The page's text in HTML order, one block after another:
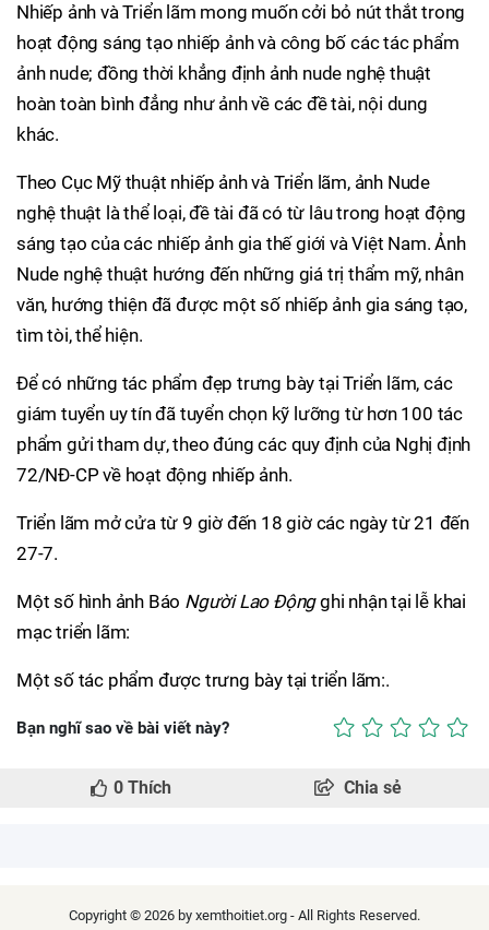
Nhiếp ảnh và Triển lãm mong muốn cởi bỏ nút thắt trong
hoạt động sáng tạo nhiếp ảnh và công bố các tác phẩm
ảnh nude; đồng thời khẳng định ảnh nude nghệ thuật
hoàn toàn bình đẳng như ảnh về các đề tài, nội dung
khác.
Theo Cục Mỹ thuật nhiếp ảnh và Triển lãm, ảnh Nude
nghệ thuật là thể loại, đề tài đã có từ lâu trong hoạt động
sáng tạo của các nhiếp ảnh gia thế giới và Việt Nam. Ảnh
Nude nghệ thuật hướng đến những giá trị thẩm mỹ, nhân
văn, hướng thiện đã được một số nhiếp ảnh gia sáng tạo,
tìm tòi, thể hiện.
Để có những tác phẩm đẹp trưng bày tại Triển lãm, các
giám tuyển uy tín đã tuyển chọn kỹ lưỡng từ hơn 100 tác
phẩm gửi tham dự, theo đúng các quy định của Nghị định
72/NĐ-CP về hoạt động nhiếp ảnh.
Triển lãm mở cửa từ 9 giờ đến 18 giờ các ngày từ 21 đến
27-7.
Một số hình ảnh Báo Người Lao Độngghi nhận tại lễ khai
mạc triển lãm:
Một số tác phẩm được trưng bày tại triển lãm:.
Bạn nghĩ sao về bài viết này?
0 Thích Chia sẻ
Copyright © 2026 by xemthoitiet.org - All Rights Reserved.